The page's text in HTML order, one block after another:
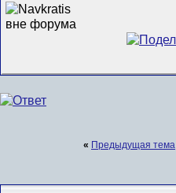
« Предыдущая тема